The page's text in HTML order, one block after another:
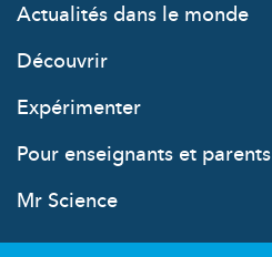
Actualités dans le monde
Découvrir
Expérimenter
Pour enseignants et parents
Mr Science